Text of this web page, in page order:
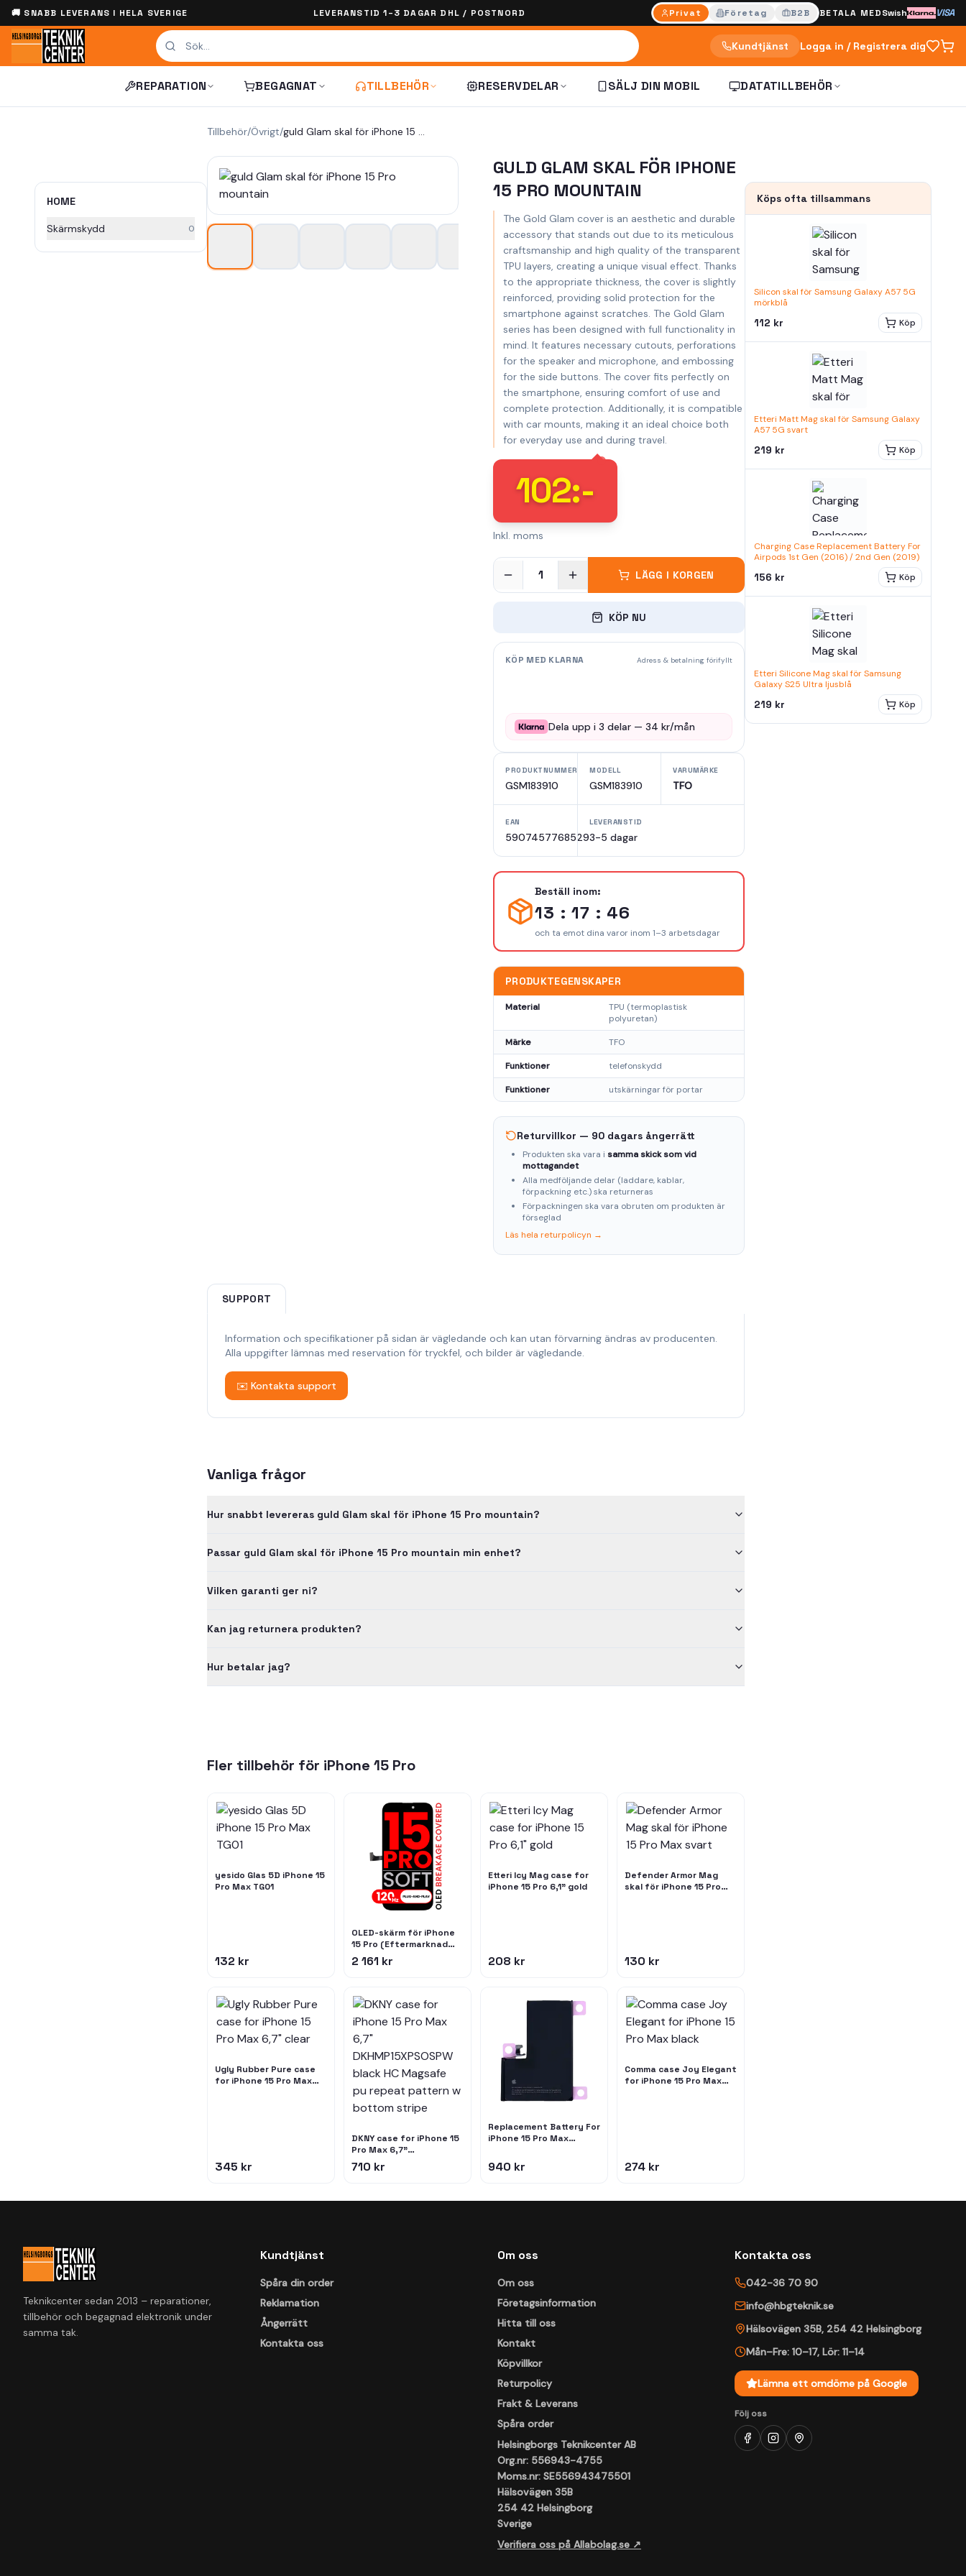
🚚 SNABB LEVERANS I HELA SVERIGE LEVERANSTID 1–3 DAGAR DHL / POSTNORD Privat Företag B2B BETALA MEDSwish VISA
Kundtjänst Logga in / Registrera dig
REPARATION BEGAGNAT TILLBEHÖR RESERVDELAR SÄLJ DIN MOBIL DATATILLBEHÖR
HOME
Skärmskydd 0
Tillbehör/Övrigt/ guld Glam skal för iPhone 15 Pro mountain
GULD GLAM SKAL FÖR IPHONE
15 PRO MOUNTAIN
The Gold Glam cover is an aesthetic and durable
accessory that stands out due to its meticulous
craftsmanship and high quality of the transparent
TPU layers, creating a unique visual effect. Thanks
to the appropriate thickness, the cover is slightly
reinforced, providing solid protection for the
smartphone against scratches. The Gold Glam
series has been designed with full functionality in
mind. It features necessary cutouts, perforations
for the speaker and microphone, and embossing
for the side buttons. The cover fits perfectly on
the smartphone, ensuring comfort of use and
complete protection. Additionally, it is compatible
with car mounts, making it an ideal choice both
for everyday use and during travel.
102:-
Inkl. moms
1 LÄGG I KORGEN
KÖP NU
KÖP MED KLARNA Adress & betalning förifyllt
Dela upp i3 delar —34 kr/mån
PRODUKTNUMMER
GSM183910
MODELL
GSM183910
VARUMÄRKE
TFO
EAN
5907457768529
LEVERANSTID
3-5 dagar
Beställ inom:
13 : 17 : 45
och ta emot dina varor inom 1–3 arbetsdagar
PRODUKTEGENSKAPER
Material
TPU (termoplastisk
polyuretan)
Märke TFO
Funktioner telefonskydd
Funktioner utskärningar för portar
Returvillkor — 90 dagars ångerrätt
Produkten ska vara i samma skick som vid
mottagandet
Alla medföljande delar (laddare, kablar,
förpackning etc.) ska returneras
Förpackningen ska vara obruten om produkten är
förseglad
Läs hela returpolicyn →
SUPPORT
Information och specifikationer på sidan är vägledande och kan utan förvarning ändras av producenten.
Alla uppgifter lämnas med reservation för tryckfel, och bilder är vägledande.
✉️ Kontakta support
Vanliga frågor
Hur snabbt levereras guld Glam skal för iPhone 15 Pro mountain?
Passar guld Glam skal för iPhone 15 Pro mountain min enhet?
Vilken garanti ger ni?
Kan jag returnera produkten?
Hur betalar jag?
Fler tillbehör för iPhone 15 Pro
yesido Glas 5D iPhone 15
Pro Max TG01
132 kr
OLED-skärm för iPhone
15 Pro (Eftermarknad
Pro: XO7 3.0 Soft)
(120Hz)
2 161 kr
Etteri Icy Mag case for
iPhone 15 Pro 6,1" gold
208 kr
Defender Armor Mag
skal för iPhone 15 Pro
130 kr
Ugly Rubber Pure case
for iPhone 15 Pro Max
345 kr
DKNY case for iPhone 15
Pro Max 6,7"
DKHMP15XPSOSPW black
HC Magsafe pu repeat
710 kr
Replacement Battery For
iPhone 15 Pro Max
940 kr
Comma case Joy Elegant
for iPhone 15 Pro Max
274 kr
Köps ofta tillsammans
Silicon skal för Samsung Galaxy A57 5G
mörkblå
112 kr Köp
Etteri Matt Mag skal för Samsung Galaxy
A57 5G svart
219 kr Köp
Charging Case Replacement Battery For
Airpods 1st Gen (2016) / 2nd Gen (2019)
156 kr Köp
Etteri Silicone Mag skal för Samsung
Galaxy S25 Ultra ljusblå
219 kr Köp
Teknikcenter sedan 2013 – reparationer,
tillbehör och begagnad elektronik under
samma tak.
Kundtjänst
Spåra din order
Reklamation
Ångerrätt
Kontakta oss
Om oss
Om oss
Företagsinformation
Hitta till oss
Kontakt
Köpvillkor
Returpolicy
Frakt & Leverans
Spåra order
Helsingborgs Teknikcenter AB
Org.nr: 556943-4755
Moms.nr: SE556943475501
Hälsovägen 35B
254 42 Helsingborg
Sverige
Verifiera oss på Allabolag.se ↗
Kontakta oss
042-36 70 90
info@hbgteknik.se
Hälsovägen 35B, 254 42 Helsingborg
Mån–Fre: 10–17, Lör: 11–14
Lämna ett omdöme på Google
Följ oss